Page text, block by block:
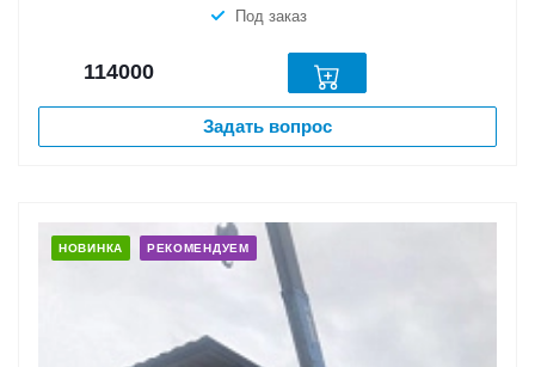
Под заказ
114000
Задать вопрос
НОВИНКА РЕКОМЕНДУЕМ